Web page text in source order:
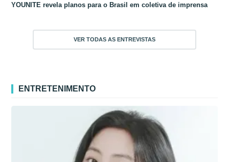
YOUNITE revela planos para o Brasil em coletiva de imprensa
VER TODAS AS ENTREVISTAS
ENTRETENIMENTO